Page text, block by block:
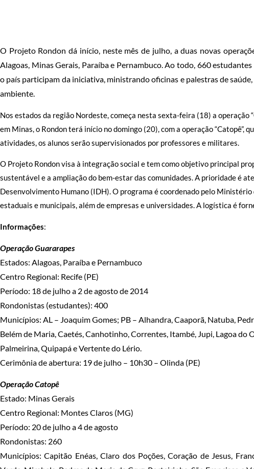
O Projeto Rondon dá início, neste mês de julho, a duas novas
Alagoas, Minas Gerais, Paraíba e Pernambuco. Ao todo, 660
o país participam da iniciativa, ministrando oficinas e palestras de
ambiente.
Nos estados da região Nordeste, começa nesta sexta-feira (18) a operação
em Minas, o Rondon terá início no domingo (20), com a operação “Catopê”,
atividades, os alunos serão supervisionados por professores e militares.
O Projeto Rondon visa à integração social e tem como objetivo principal
sustentável e a ampliação do bem-estar das comunidades. A prioridade é
Desenvolvimento Humano (IDH). O programa é coordenado pelo Ministério
estaduais e municipais, além de empresas e universidades. A logística é
Informações:
Operação Guararapes
Estados: Alagoas, Paraíba e Pernambuco
Centro Regional: Recife (PE)
Período: 18 de julho a 2 de agosto de 2014
Rondonistas (estudantes): 400
Municípios: AL – Joaquim Gomes; PB – Alhandra, Caaporã, Natuba,
Belém de Maria, Caetés, Canhotinho, Correntes, Itambé, Jupi, Lagoa do
Palmeirina, Quipapá e Vertente do Lério.
Cerimônia de abertura: 19 de julho – 10h30 – Olinda (PE)
Operação Catopê
Estado: Minas Gerais
Centro Regional: Montes Claros (MG)
Período: 20 de julho a 4 de agosto
Rondonistas: 260
Municípios: Capitão Enéas, Claro dos Poções, Coração de Jesus,